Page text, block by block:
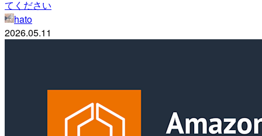
てください
hato
2026.05.11